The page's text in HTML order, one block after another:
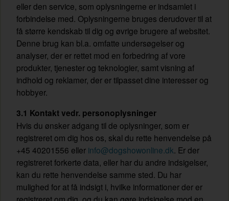
eller den service, som oplysningerne er indsamlet i
forbindelse med. Oplysningerne bruges derudover til at
få større kendskab til dig og øvrige brugere af websitet.
Denne brug kan bl.a. omfatte undersøgelser og
analyser, der er rettet mod en forbedring af vore
produkter, tjenester og teknologier, samt visning af
indhold og reklamer, der er tilpasset dine interesser og
hobbyer.
3.1 Kontakt vedr. personoplysninger
Hvis du ønsker adgang til de oplysninger, som er
registreret om dig hos os, skal du rette henvendelse på
+45 40201556 eller info@dogshowonline.dk. Er der
registreret forkerte data, eller har du andre indsigelser,
kan du rette henvendelse samme sted. Du har
mulighed for at få indsigt i, hvilke informationer der er